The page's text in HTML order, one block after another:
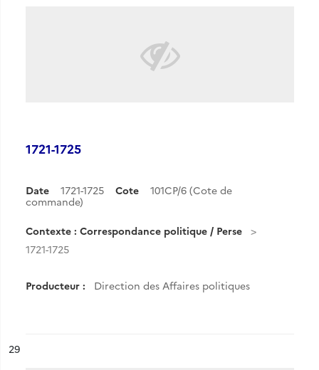
1721-1725
Date 1721-1725 Cote
101CP/6 (Cote de
commande)
Contexte : Correspondance politique / Perse
1721-1725
Producteur : Direction des Affaires politiques
n°
29